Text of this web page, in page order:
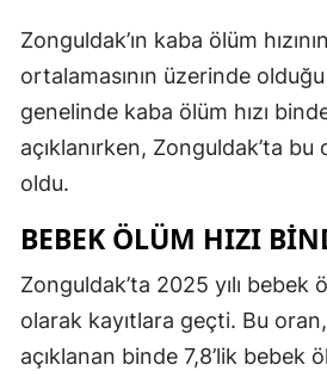
Zonguldak’ın kaba ölüm
ortalamasının üzerinde
genelinde kaba ölüm hızı
açıklanırken, Zonguldak’ta
oldu.
BEBEK ÖLÜM HIZI
Zonguldak’ta 2025 yılı bebek
olarak kayıtlara geçti. Bu
açıklanan binde 7,8’lik bebek